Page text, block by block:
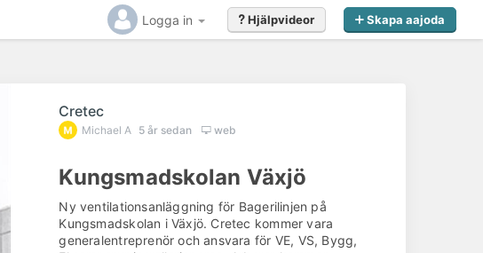
Logga in Skapa aajoda
Hjälpvideor
Cretec
Michael A 5 år sedan web
Kungsmadskolan Växjö
Ny ventilationsanläggning för Bagerilinjen på
Kungsmadskolan i Växjö. Cretec kommer vara
generalentreprenör och ansvara för VE, VS, Bygg,